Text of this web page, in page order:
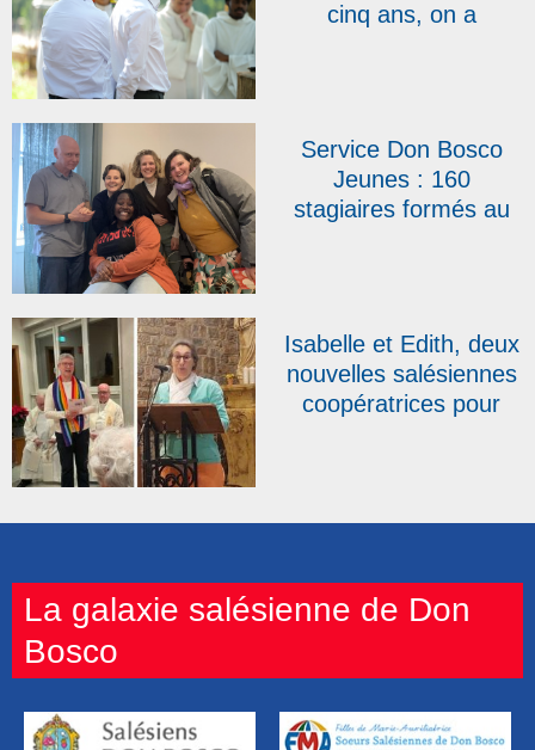
cinq ans, on a
Emmanuel Petit
Service Don Bosco
Jeunes : 160
stagiaires formés au
Isabelle et Edith, deux
nouvelles salésiennes
coopératrices pour
La galaxie salésienne de Don
Bosco